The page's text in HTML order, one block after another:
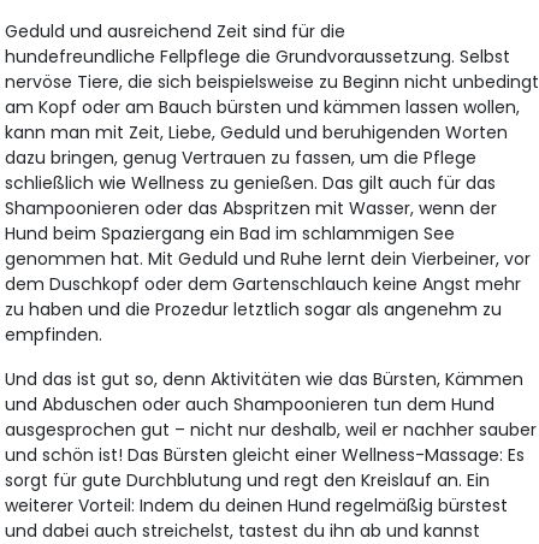
Geduld und ausreichend Zeit sind für die
hundefreundliche Fellpflege die Grundvoraussetzung. Selbst
nervöse Tiere, die sich beispielsweise zu Beginn nicht unbedingt
am Kopf oder am Bauch bürsten und kämmen lassen wollen,
kann man mit Zeit, Liebe, Geduld und beruhigenden Worten
dazu bringen, genug Vertrauen zu fassen, um die Pflege
schließlich wie Wellness zu genießen. Das gilt auch für das
Shampoonieren oder das Abspritzen mit Wasser, wenn der
Hund beim Spaziergang ein Bad im schlammigen See
genommen hat. Mit Geduld und Ruhe lernt dein Vierbeiner, vor
dem Duschkopf oder dem Gartenschlauch keine Angst mehr
zu haben und die Prozedur letztlich sogar als angenehm zu
empfinden.
Und das ist gut so, denn Aktivitäten wie das Bürsten, Kämmen
und Abduschen oder auch Shampoonieren tun dem Hund
ausgesprochen gut – nicht nur deshalb, weil er nachher sauber
und schön ist! Das Bürsten gleicht einer Wellness-Massage: Es
sorgt für gute Durchblutung und regt den Kreislauf an. Ein
weiterer Vorteil: Indem du deinen Hund regelmäßig bürstest
und dabei auch streichelst, tastest du ihn ab und kannst